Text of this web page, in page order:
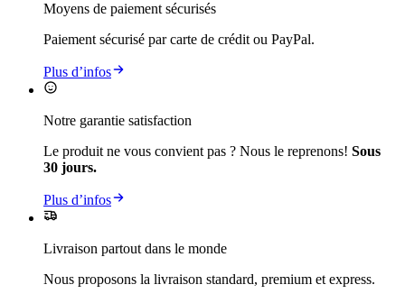
Moyens de paiement sécurisés
Paiement sécurisé par carte de crédit ou PayPal.
Plus d’infos
Notre garantie satisfaction
Le produit ne vous convient pas ? Nous le reprenons! Sous
30 jours.
Plus d’infos
Livraison partout dans le monde
Nous proposons la livraison standard, premium et express.